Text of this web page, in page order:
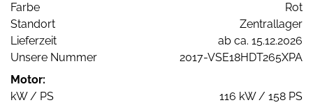
Farbe
Rot
Standort
Zentrallager
Lieferzeit
ab ca. 15.12.2026
Unsere Nummer
2017-VSE18HDT265XPA
Motor:
kW / PS
116 kW / 158 PS